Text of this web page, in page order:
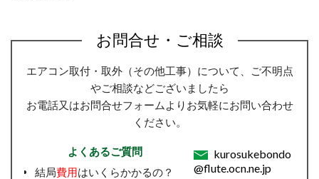
お問合せ・ご相談
エアコン取付・取外（その他工事）について、ご不明点
やご相談などございましたら
お電話又はお問合せフォームよりお気軽にお問い合わせ
ください。
kurosukebondo
@flute.ocn.ne.jp
よくあるご質問
結局費用はいくらかかるの？